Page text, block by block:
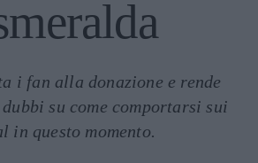
i fan alla donazione e rende
su come comportarsi sui
in questo momento.